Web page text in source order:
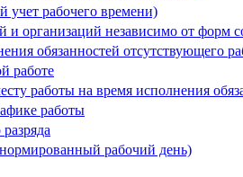
учет рабочего времени)
и организаций независимо от форм
обязанностей отсутствующего
работе
работы на время исполнения
работы
рабочий день)